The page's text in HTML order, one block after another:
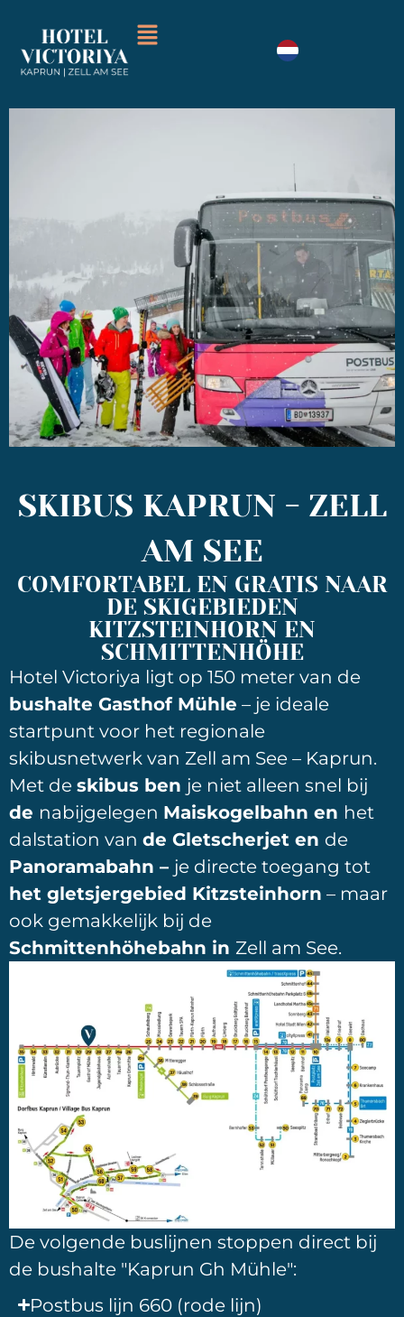
SKIBUS KAPRUN - ZELL
AM SEE
COMFORTABEL EN GRATIS NAAR
DE SKIGEBIEDEN
KITZSTEINHORN EN
SCHMITTENHÖHE
Hotel Victoriya ligt op 150 meter van de
bushalte Gasthof Mühle – je ideale
startpunt voor het regionale
skibusnetwerk van Zell am See – Kaprun.
Met de skibus ben je niet alleen snel bij
de nabijgelegen Maiskogelbahn en het
dalstation van de Gletscherjet en de
Panoramabahn – je directe toegang tot
het gletsjergebied Kitzsteinhorn – maar
ook gemakkelijk bij de
Schmittenhöhebahn in Zell am See.
De volgende buslijnen stoppen direct bij
de bushalte "Kaprun Gh Mühle":
Postbus lijn 660 (rode lijn)